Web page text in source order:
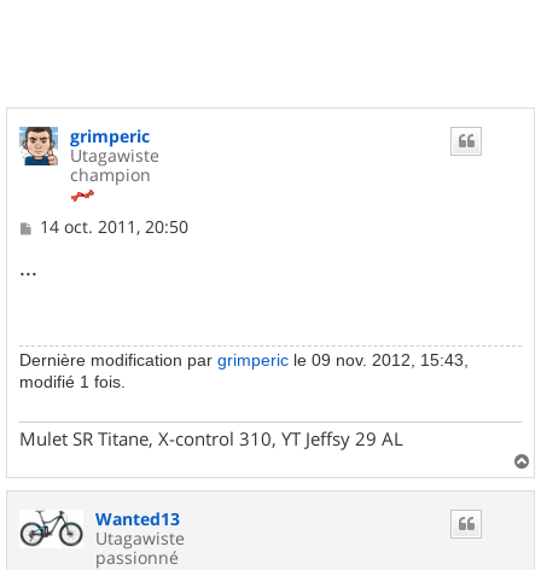
grimperic
Utagawiste
champion
M
s
e
14 oct. 2011, 20:50
...
Dernière modification par grimperic le 09 nov. 2012, 15:43,
modifié 1 fois.
Mulet SR Titane, X-control 310, YT Jeffsy 29 AL
a
Wanted13
Utagawiste
passionné